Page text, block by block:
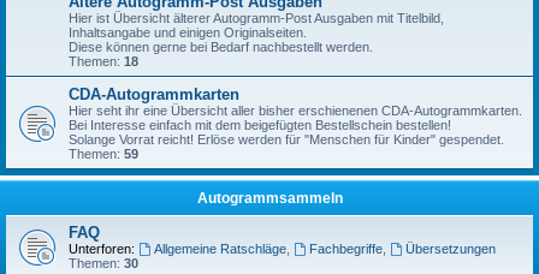
Hier ist Übersicht älterer Autogramm-Post Ausgaben mit Titelbild,
Inhaltsangabe und einigen Originalseiten.
Diese können gerne bei Bedarf nachbestellt werden.
Themen: 18
CDA-Autogrammkarten
Hier seht ihr eine Übersicht aller bisher erschienenen CDA-Autogrammkarten.
Bei Interesse einfach mit dem beigefügten Bestellschein bestellen!
Solange Vorrat reicht! Erlöse werden für "Menschen für Kinder" gespendet.
Themen: 59
Autogrammsammeln
FAQ
Unterforen: Allgemeine Ratschläge, Fachbegriffe,
Übersetzungen
Themen: 30